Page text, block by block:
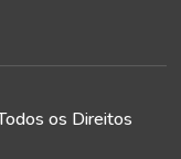
os Direitos